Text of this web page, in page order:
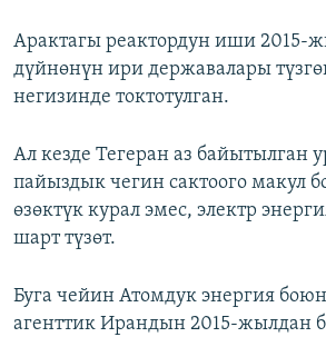
Арактагы реактордун иши 2015-
дүйнөнүн ири державалары
негизинде токтотулган.
Ал кезде Тегеран аз байытылган
пайыздык чегин сактоого макул
өзөктүк курал эмес, электр
шарт түзөт.
Буга чейин Атомдук энергия
агенттик Ирандын 2015-жылдан